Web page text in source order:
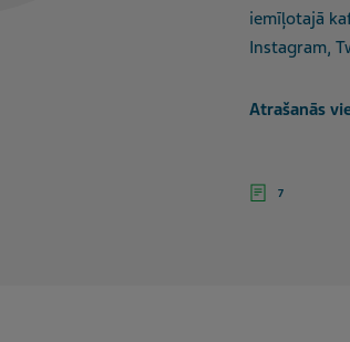
iemīļotajā
Instagram,
Atrašanās
7